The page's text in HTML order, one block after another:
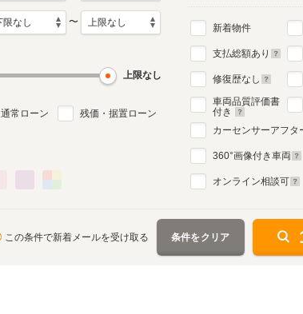
〜
上限なし
通常ローン 残価・据置ローン
新着物件
支払総額あり
修復歴なし
車両品質評価書
付き
カーセンサーアフタ
360°画像付き車両
オンライン相談可
この条件で新着メールを受け取る 条件をクリア